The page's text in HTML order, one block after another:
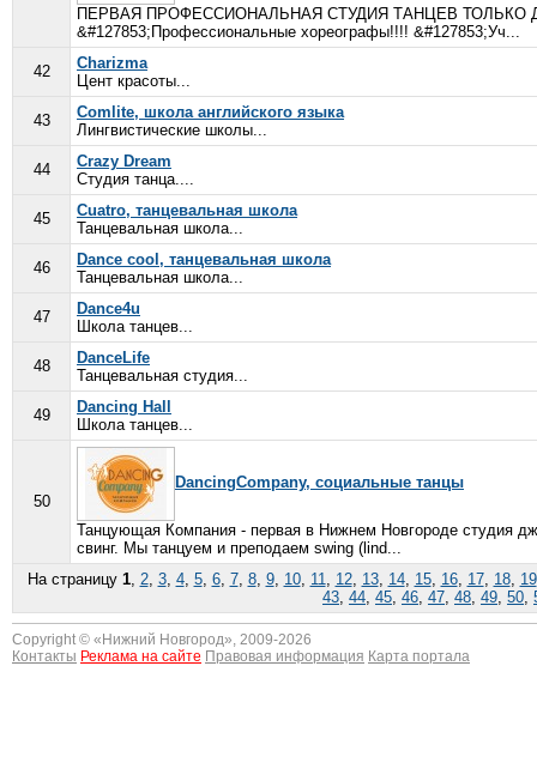
ПЕРВАЯ ПРОФЕССИОНАЛЬНАЯ СТУДИЯ ТАНЦЕВ ТОЛЬКО
&#127853;Профессиональные хореографы!!!! &#127853;Уч...
42
Charizma
Цент красоты...
43
Comlite, школа английского языка
Лингвистические школы...
44
Crazy Dream
Студия танца....
45
Cuatro, танцевальная школа
Танцевальная школа...
46
Dance cool, танцевальная школа
Танцевальная школа...
47
Dance4u
Школа танцев...
48
DanceLife
Танцевальная студия...
49
Dancing Hall
Школа танцев...
50
DancingCompany, социальные танцы
Танцующая Компания - первая в Нижнем Новгороде студия
свинг. Мы танцуем и преподаем swing (lind...
На страницу 1, 2, 3, 4, 5, 6, 7, 8, 9, 10, 11, 12, 13, 14, 15, 16, 17, 18, 19
43, 44, 45, 46, 47, 48, 49, 50,
Copyright © « Нижний Новгород», 2009-2026
Контакты Реклама на сайте Правовая информация Карта портала